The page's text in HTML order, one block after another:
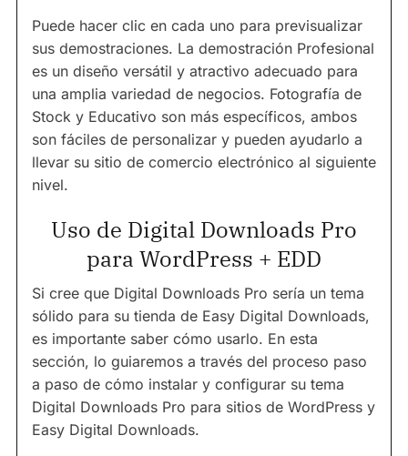
Puede hacer clic en cada uno para previsualizar
sus demostraciones. La demostración Profesional
es un diseño versátil y atractivo adecuado para
una amplia variedad de negocios. Fotografía de
Stock y Educativo son más específicos, ambos
son fáciles de personalizar y pueden ayudarlo a
llevar su sitio de comercio electrónico al siguiente
nivel.
Uso de Digital Downloads Pro
para WordPress + EDD
Si cree que Digital Downloads Pro sería un tema
sólido para su tienda de Easy Digital Downloads,
es importante saber cómo usarlo. En esta
sección, lo guiaremos a través del proceso paso
a paso de cómo instalar y configurar su tema
Digital Downloads Pro para sitios de WordPress y
Easy Digital Downloads.